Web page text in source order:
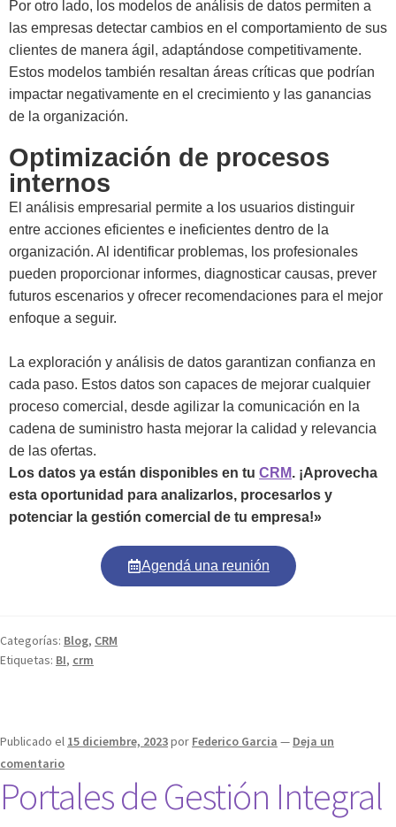
Por otro lado, los modelos de análisis de datos permiten a
las empresas detectar cambios en el comportamiento de sus
clientes de manera ágil, adaptándose competitivamente.
Estos modelos también resaltan áreas críticas que podrían
impactar negativamente en el crecimiento y las ganancias
de la organización.
Optimización de procesos
internos
El análisis empresarial permite a los usuarios distinguir
entre acciones eficientes e ineficientes dentro de la
organización. Al identificar problemas, los profesionales
pueden proporcionar informes, diagnosticar causas, prever
futuros escenarios y ofrecer recomendaciones para el mejor
enfoque a seguir.
La exploración y análisis de datos garantizan confianza en
cada paso. Estos datos son capaces de mejorar cualquier
proceso comercial, desde agilizar la comunicación en la
cadena de suministro hasta mejorar la calidad y relevancia
de las ofertas.
Los datos ya están disponibles en tu CRM. ¡Aprovecha
esta oportunidad para analizarlos, procesarlos y
potenciar la gestión comercial de tu empresa!»
Agendá una reunión
Categorías: Blog, CRM
Etiquetas: BI, crm
Publicado el 15 diciembre, 2023por Federico Garcia — Deja un
comentario
Portales de Gestión Integral